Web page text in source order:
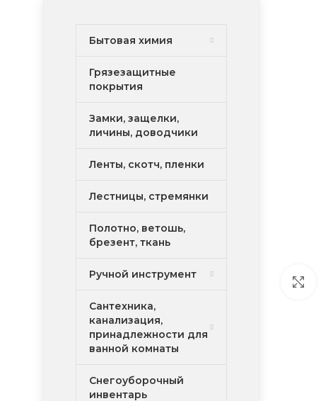
Бытовая химия
Грязезащитные
покрытия
Замки, защелки,
личины, доводчики
Ленты, скотч, пленки
Лестницы, стремянки
Полотно, ветошь,
брезент, ткань
Ручной инструмент
Сантехника,
канализация,
принадлежности для
ванной комнаты
Снегоуборочный
инвентарь